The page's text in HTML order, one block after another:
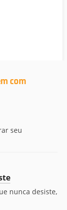
com
seu
nunca desiste,